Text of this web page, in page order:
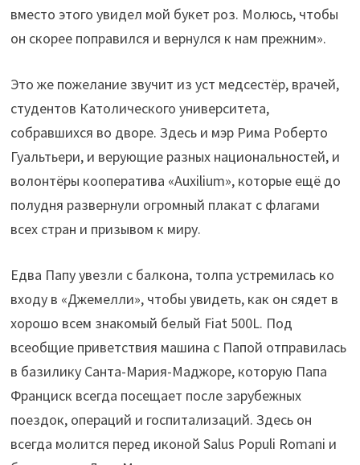
вместо этого увидел мой букет роз. Молюсь, чтобы
он скорее поправился и вернулся к нам прежним».
Это же пожелание звучит из уст медсестёр, врачей,
студентов Католического университета,
собравшихся во дворе. Здесь и мэр Рима Роберто
Гуальтьери, и верующие разных национальностей, и
волонтёры кооператива «Auxilium», которые ещё до
полудня развернули огромный плакат с флагами
всех стран и призывом к миру.
Едва Папу увезли с балкона, толпа устремилась ко
входу в «Джемелли», чтобы увидеть, как он сядет в
хорошо всем знакомый белый Fiat 500L. Под
всеобщие приветствия машина с Папой отправилась
в базилику Санта-Мария-Маджоре, которую Папа
Франциск всегда посещает после зарубежных
поездок, операций и госпитализаций. Здесь он
всегда молится перед иконой Salus Populi Romani и